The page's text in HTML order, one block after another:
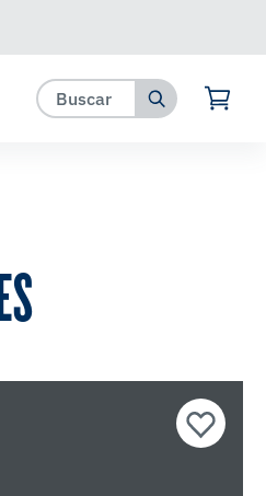
a favoritos.